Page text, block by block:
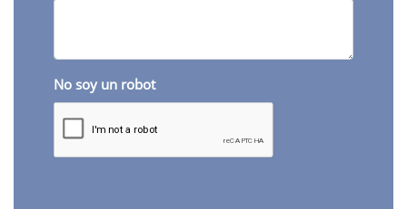
No soy un robot